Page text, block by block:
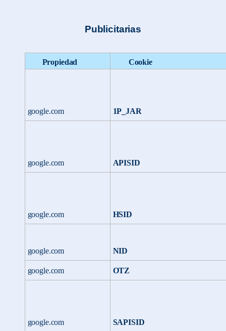
Publicitarias
Propiedad Cookie
google.com 1P_JAR
google.com APISID
google.com HSID
google.com NID
google.com OTZ
google.com SAPISID